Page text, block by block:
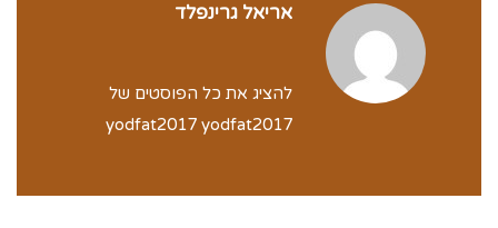
אריאל גרינפלד
להציג את כל הפוסטים של
yodfat2017 yodfat2017